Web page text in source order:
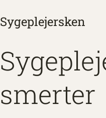
Sygeplejersken
smerter